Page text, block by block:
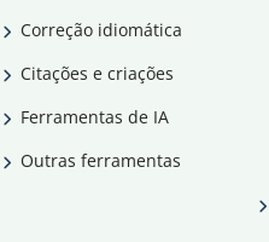
Correção idiomática
Citações e criações
Ferramentas de IA
Outras ferramentas